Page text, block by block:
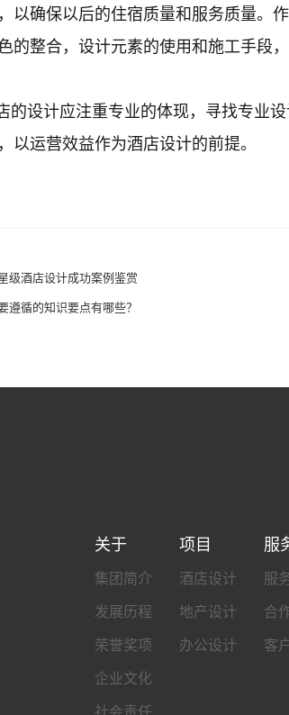
以确保以后的住宿质量和服务质量。
的整合，设计元素的使用和施工手段
的设计应注重专业的体现，寻找专业设
以运营效益作为酒店设计的前提。
级酒店设计成功案例鉴赏
遵循的知识要点有哪些？
关于
集团简介
发展历程
荣誉奖项
企业文化
项目
酒店设计
地产设计
办公设计
服
服
合
客